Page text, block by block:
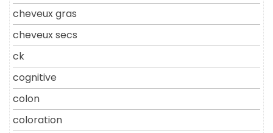
cheveux gras
cheveux secs
ck
cognitive
colon
coloration